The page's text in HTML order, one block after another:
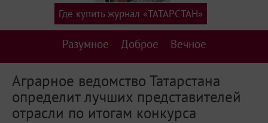
Разумное Доброе Вечное
Где купить журнал «ТАТАРСТАН»
Аграрное ведомство Татарстана
определит лучших представителей
отрасли по итогам конкурса